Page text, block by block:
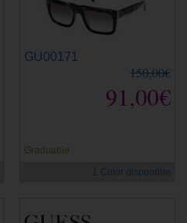
GU00171
150,00€
91,00€
Graduable
1 Color disponible